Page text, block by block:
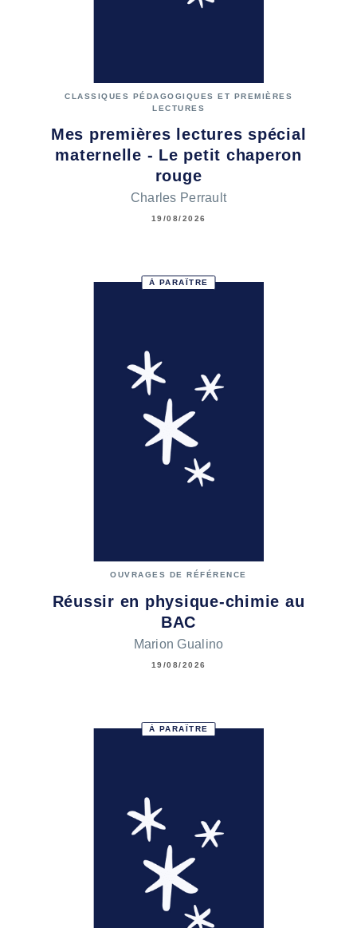
CLASSIQUES PÉDAGOGIQUES ET PREMIÈRES
LECTURES
Mes premières lectures spécial
maternelle - Le petit chaperon
rouge
Charles Perrault
19/08/2026
À PARAÎTRE
OUVRAGES DE RÉFÉRENCE
Réussir en physique-chimie au
BAC
Marion Gualino
19/08/2026
À PARAÎTRE